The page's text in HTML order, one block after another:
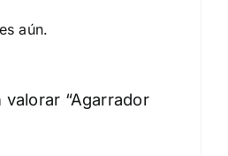
aún.
“Agarrador